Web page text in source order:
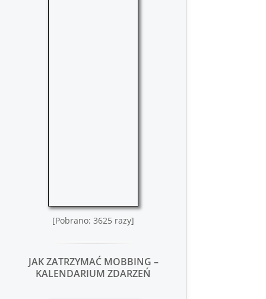
[Pobrano: 3625 razy]
JAK ZATRZYMAĆ MOBBING –
KALENDARIUM ZDARZEŃ